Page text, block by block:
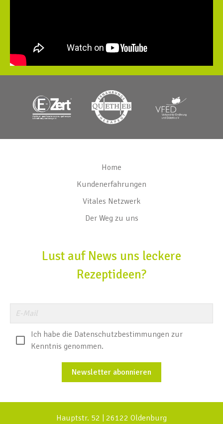
Home
Kundenerfahrungen
Vitales Netzwerk
Der Weg zu uns
Lust auf News uns leckere
Rezeptideen?
Ich habe die Datenschutzbestimmungen zur
Kenntnis genommen.
Newsletter abonnieren
Hauptstr. 52 | 26122 Oldenburg